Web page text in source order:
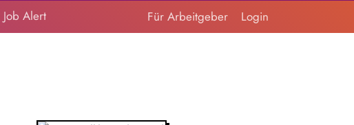
Job Alert Für Arbeitgeber Login